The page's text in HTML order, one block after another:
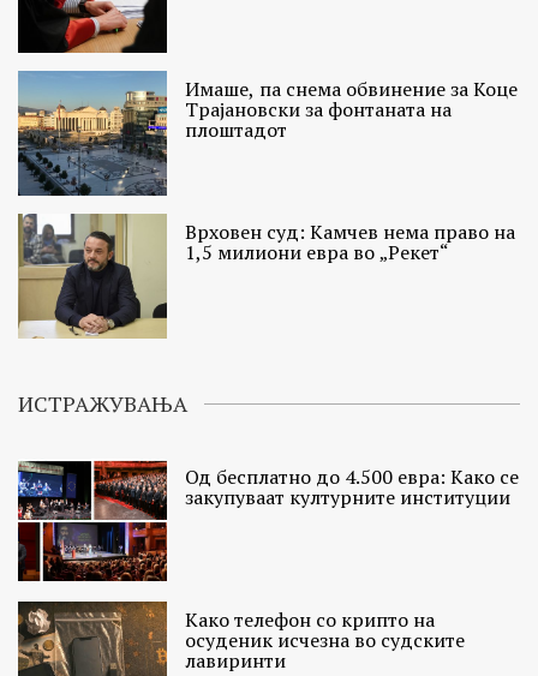
Имаше, па снема обвинение за Коце
Трајановски за фонтаната на
плоштадот
Врховен суд: Камчев нема право на
1,5 милиони евра во „Рекет“
ИСТРАЖУВАЊА
Од бесплатно до 4.500 евра: Како се
закупуваат културните институции
Како телефон со крипто на
осуденик исчезна во судските
лавиринти